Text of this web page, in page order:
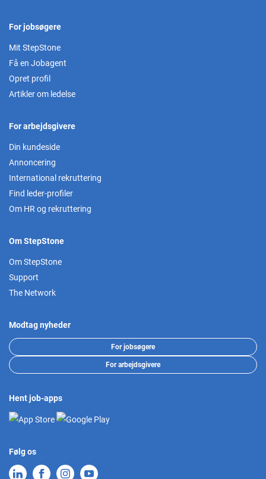
For jobsøgere
Mit StepStone
Få en Jobagent
Opret profil
Artikler om ledelse
For arbejdsgivere
Din kundeside
Annoncering
International rekruttering
Find leder-profiler
Om HR og rekruttering
Om StepStone
Om StepStone
Support
The Network
Modtag nyheder
For jobsøgere
For arbejdsgivere
Hent job-apps
Følg os